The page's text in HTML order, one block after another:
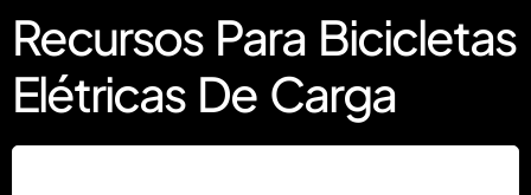
Recursos Para Bicicletas
Elétricas De Carga